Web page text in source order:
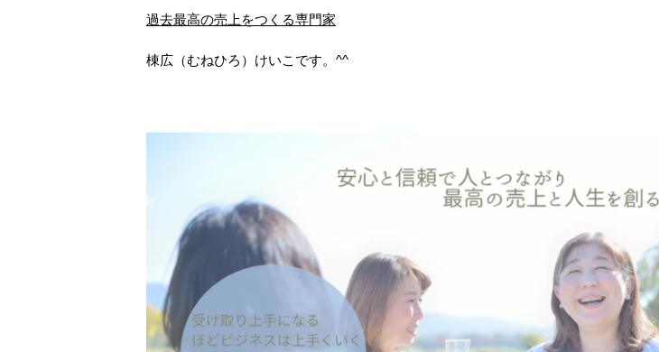
過去最高の売上をつくる専門家
棟広（むねひろ）けいこです。^^